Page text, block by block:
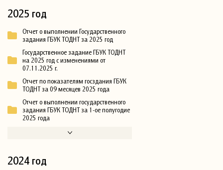
2025 год
Отчет о выполнении Государственного
задания ГБУК ТОДНТ за 2025 год
Государственное задание ГБУК ТОДНТ
на 2025 год с изменениями от
07.11.2025 г.
Отчет по показателям госздания ГБУК
ТОДНТ за 09 месяцев 2025 года
Отчет о выполнении государственного
задания ГБУК ТОДНТ за 1-ое полугодие
2025 года
2024 год